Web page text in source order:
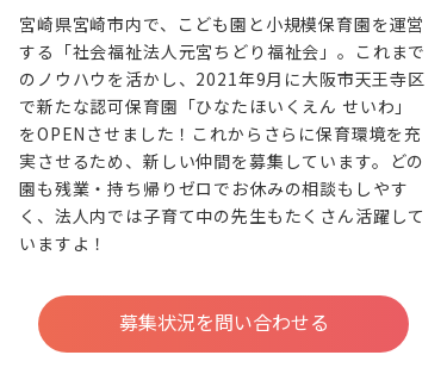
宮崎県宮崎市内で、こども園と小規模保育園を運営
する「社会福祉法人元宮ちどり福祉会」。これまで
のノウハウを活かし、2021年9月に大阪市天王寺区
で新たな認可保育園「ひなたほいくえん せいわ」
をOPENさせました！これからさらに保育環境を充
実させるため、新しい仲間を募集しています。どの
園も残業・持ち帰りゼロでお休みの相談もしやす
く、法人内では子育て中の先生もたくさん活躍して
いますよ！
募集状況を問い合わせる